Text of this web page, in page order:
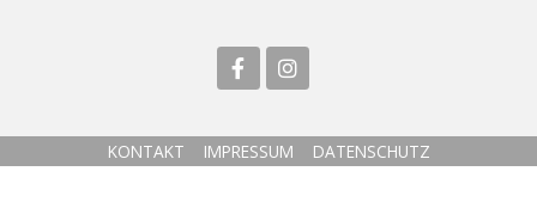
KONTAKT IMPRESSUM DATENSCHUTZ